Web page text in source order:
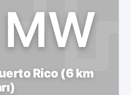
Rico (6 km